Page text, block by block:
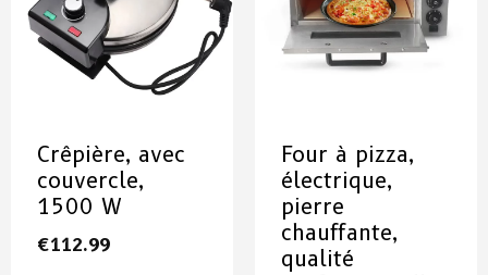
Crêpière, avec
couvercle,
1500 W
€112.99
Four à pizza,
électrique,
pierre
chauffante,
qualité